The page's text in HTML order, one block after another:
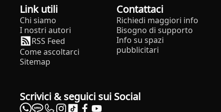
Link utili
Chi siamo
I nostri autori
RSS Feed
Come ascoltarci
Sitemap
Contattaci
Richiedi maggiori info
Bisogno di supporto
Info su spazi
pubblicitari
Scrivici & seguici sui Social